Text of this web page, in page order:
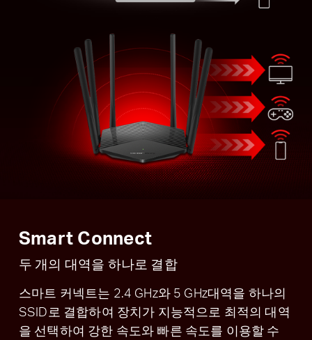
Smart Connect
두 개의 대역을 하나로 결합
스마트 커넥트는 2.4 GHz와 5 GHz대역을 하나의
SSID로 결합하여 장치가 지능적으로 최적의 대역
을 선택하여 강한 속도와 빠른 속도를 이용할 수